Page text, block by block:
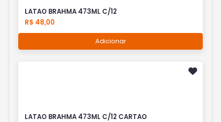
LATAO BRAHMA 473ML C/12
R$ 48,00
Adicionar
LATAO BRAHMA 473ML C/12 CARTAO